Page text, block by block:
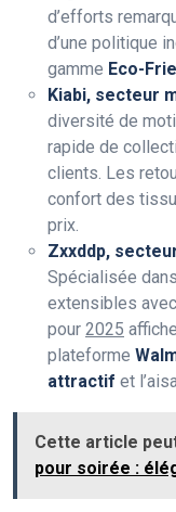
d’efforts
d’une politique
gamme Eco-
Kiabi, secteur
diversité de
rapide de
clients. Les
confort des
prix.
Zxxddp,
Spécialisée
extensibles
pour 2025
plateforme
attractif et
Cette article
pour soirée :